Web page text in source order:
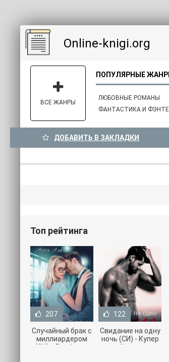
Online-knigi.org
ЛЮБОВНЫЕ РОМАНЫ
ФАНТАСТИКА И
ВСЕ ЖАНРЫ
ДОБАВИТЬ В ЗАКЛАДКИ
Топ рейтинга
207
Случайный брак с
миллиардером
(СИ) - Лав Агата
122
Свидание на одну
ночь (СИ) - Купер
Хелен